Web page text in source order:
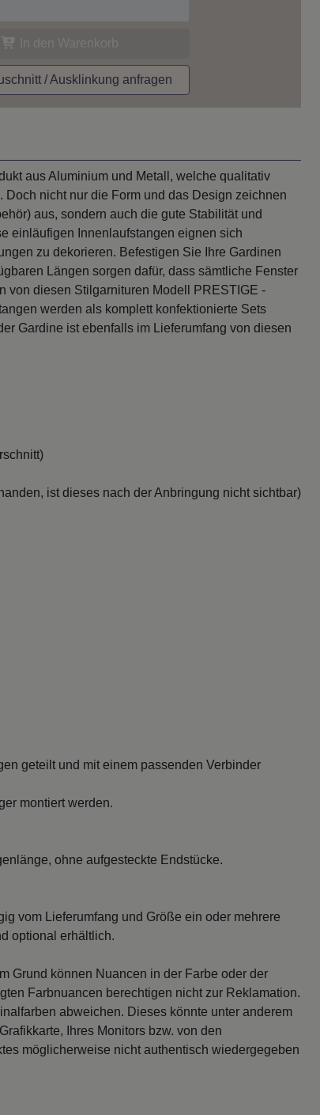
/ Ausklinkung anfragen
aus Aluminium und Metall, welche qualitativ
nicht nur die Form und das Design zeichnen
aus, sondern auch die gute Stabilität und
einläufigen Innenlaufstangen eignen sich
zu dekorieren. Befestigen Sie Ihre Gardinen
Längen sorgen dafür, dass sämtliche Fenster
von diesen Stilgarnituren Modell PRESTIGE -
werden als komplett konfektionierte Sets
Gardine ist ebenfalls im Lieferumfang von diesen
ist dieses nach der Anbringung nicht sichtbar)
geteilt und mit einem passenden Verbinder
montiert werden.
ohne aufgesteckte Endstücke.
vom Lieferumfang und Größe ein oder mehrere
optional erhältlich.
Grund können Nuancen in der Farbe oder der
Farbnuancen berechtigen nicht zur Reklamation.
abweichen. Dieses könnte unter anderem
Ihres Monitors bzw. von den
möglicherweise nicht authentisch wiedergegeben